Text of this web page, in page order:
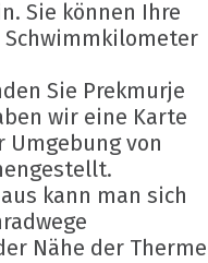
Sie können Ihre
Schwimmkilometer
Sie Prekmurje
wir eine Karte
Umgebung von
kann man sich
Nähe der Therme